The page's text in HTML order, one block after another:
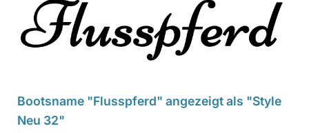
Bootsname "Flusspferd" angezeigt als "Style
Neu 32"